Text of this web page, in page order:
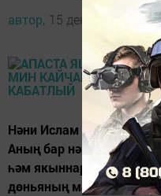
автор, 15 декабрь 2014 -
Нәни Ислам куллары
Аның бар нәрсәне дә үз
һәм якыннарының
дөньяның матурлыгын